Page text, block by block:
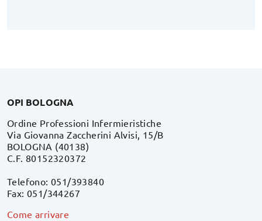
OPI BOLOGNA
Ordine Professioni Infermieristiche
Via Giovanna Zaccherini Alvisi, 15/B
BOLOGNA (40138)
C.F. 80152320372
Telefono: 051/393840
Fax: 051/344267
Come arrivare